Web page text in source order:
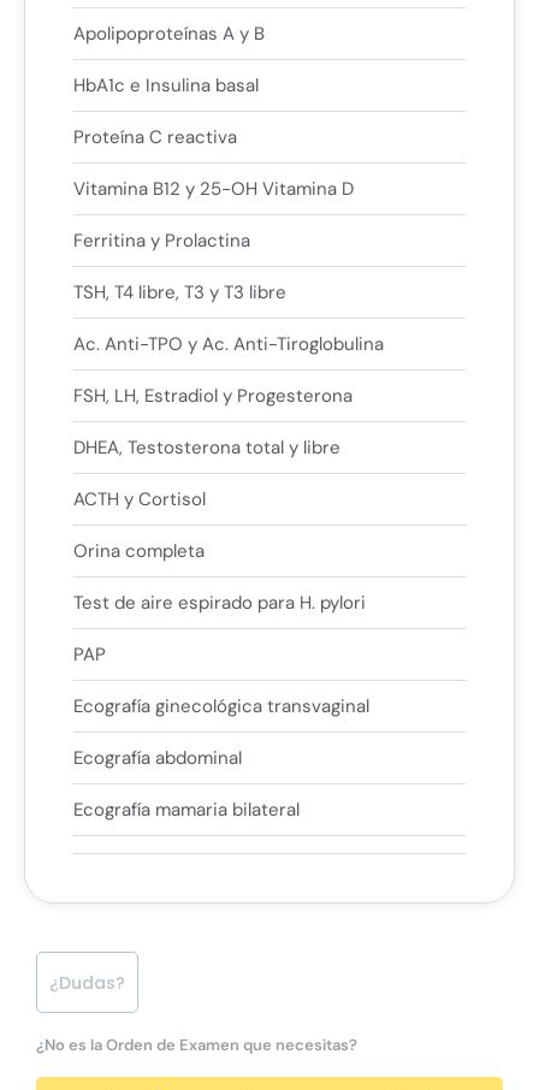
Apolipoproteínas A y B
HbA1c e Insulina basal
Proteína C reactiva
Vitamina B12 y 25-OH Vitamina D
Ferritina y Prolactina
TSH, T4 libre, T3 y T3 libre
Ac. Anti-TPO y Ac. Anti-Tiroglobulina
FSH, LH, Estradiol y Progesterona
DHEA, Testosterona total y libre
ACTH y Cortisol
Orina completa
Test de aire espirado para H. pylori
PAP
Ecografía ginecológica transvaginal
Ecografía abdominal
Ecografía mamaria bilateral
¿Dudas?
¿No es la Orden de Examen que necesitas?